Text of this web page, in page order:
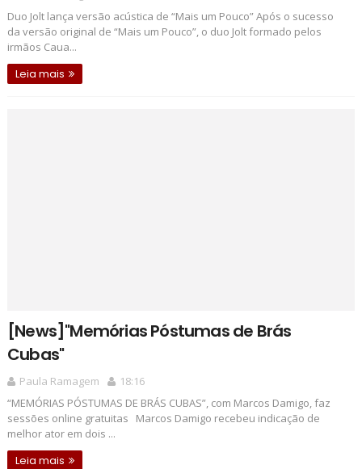
Duo Jolt lança versão acústica de “Mais um Pouco” Após o sucesso
da versão original de “Mais um Pouco”, o duo Jolt formado pelos
irmãos Caua...
Leia mais
[News]"Memórias Póstumas de Brás
Cubas"
Paula Ramagem
18:16
“MEMÓRIAS PÓSTUMAS DE BRÁS CUBAS”, com Marcos Damigo, faz
sessões online gratuitas Marcos Damigo recebeu indicação de
melhor ator em dois ...
Leia mais